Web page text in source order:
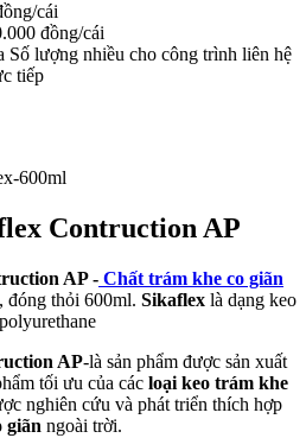
cái
đồng/cái
Số lượng nhiều cho công trình liên hệ
tiếp
600ml
Contruction AP
AP - Chất trám khe co giãn
đóng thỏi 600ml. Sikaflex là dạng keo
AP-là sản phẩm được sản xuất
tối ưu của các loại keo trám khe
nghiên cứu và phát triển thích hợp
giãn ngoài trời.